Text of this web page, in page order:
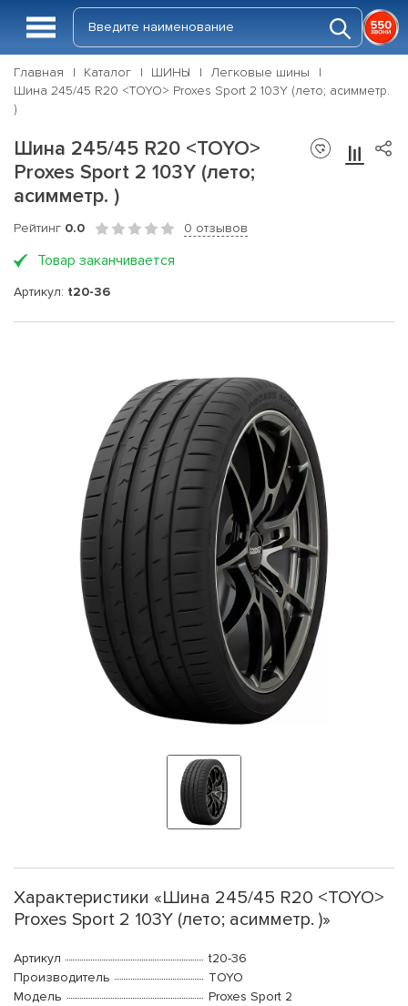
Главная Каталог ШИНЫ
Легковые шины
Шина 245/45 R20 <TOYO> Proxes Sport 2 103Y (лето; асимметр.
)
Шина 245/45 R20 <TOYO>
Proxes Sport 2 103Y (лето;
асимметр. )
Рейтинг 0.0 0 отзывов
Товар заканчивается
Артикул: t20-36
Характеристики «Шина 245/45 R20 <TOYO>
Proxes Sport 2 103Y (лето; асимметр. )»
Артикул
t20-36
Производитель
TOYO
Модель
Proxes Sport 2